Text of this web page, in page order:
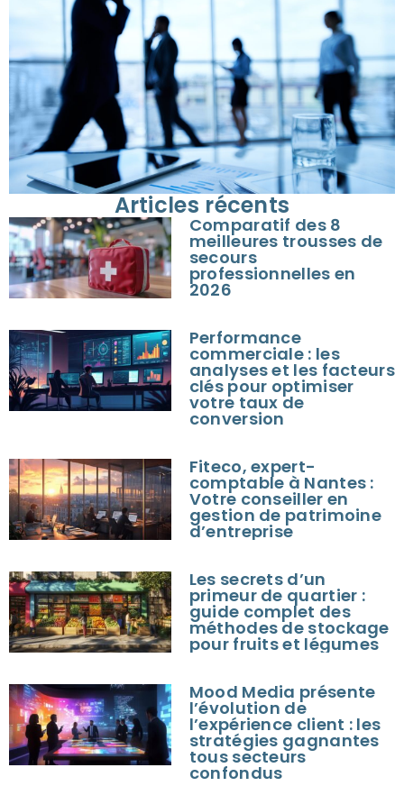
Articles récents
Comparatif des 8
meilleures trousses de
secours
professionnelles en
2026
Performance
commerciale : les
analyses et les facteurs
clés pour optimiser
votre taux de
conversion
Fiteco, expert-
comptable à Nantes :
Votre conseiller en
gestion de patrimoine
d’entreprise
Les secrets d’un
primeur de quartier :
guide complet des
méthodes de stockage
pour fruits et légumes
Mood Media présente
l’évolution de
l’expérience client : les
stratégies gagnantes
tous secteurs
confondus